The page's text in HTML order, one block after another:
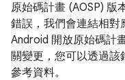
原始碼計畫 (AOSP) 版
錯誤，我們會連結相對
Android 開放原始碼計
關變更，您可以透過該
參考資料。